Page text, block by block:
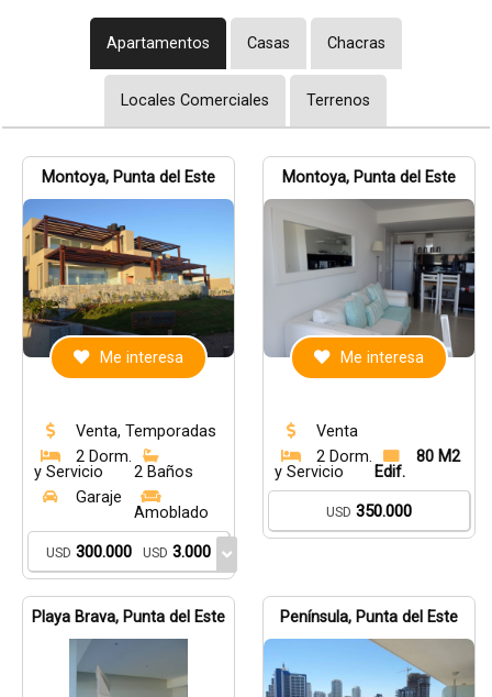
Apartamentos Casas Chacras
Locales Comerciales Terrenos
Montoya, Punta del Este
Me interesa
Venta, Temporadas
2 Dorm.
y Servicio
2 Baños
Garaje
Amoblado
USD 300.000 USD 3.000
Montoya, Punta del Este
Me interesa
Venta
2 Dorm.
y Servicio
80 M2
Edif.
USD 350.000
Playa Brava, Punta del Este Península, Punta del Este